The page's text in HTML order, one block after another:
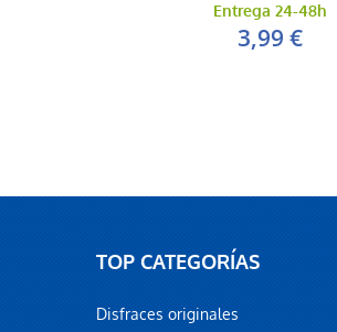
Entrega 24-48h
3,99 €
TOP CATEGORÍAS
Disfraces originales